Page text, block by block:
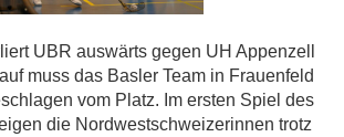
UBR auswärts gegen UH Appenzell
muss das Basler Team in Frauenfeld
vom Platz. Im ersten Spiel des
die Nordwestschweizerinnen trotz